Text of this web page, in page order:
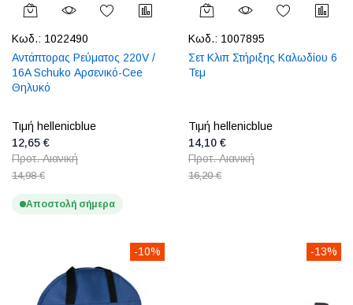
Κωδ.: 1022490
Αντάπτορας Ρεύματος 220V /
16A Schuko Αρσενικό-Cee
Θηλυκό
Τιμή hellenicblue
12,65 €
Προτ. Λιανική
14,98 €
Αποστολή σήμερα
Κωδ.: 1007895
Σετ Κλιπ Στήριξης Καλωδίου 6
Τεμ
Τιμή hellenicblue
14,10 €
Προτ. Λιανική
16,20 €
-10% -13%